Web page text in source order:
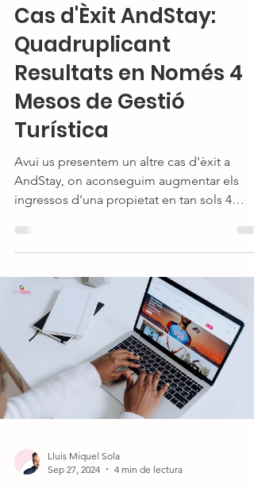
Cas d'Èxit AndStay:
Quadruplicant
Resultats en Només 4
Mesos de Gestió
Turística
Avui us presentem un altre cas d'èxit a
AndStay, on aconseguim augmentar els
ingressos d'una propietat en tan sols 4
Lluis Miquel Sola
Sep 27, 2024
4 min de lectura